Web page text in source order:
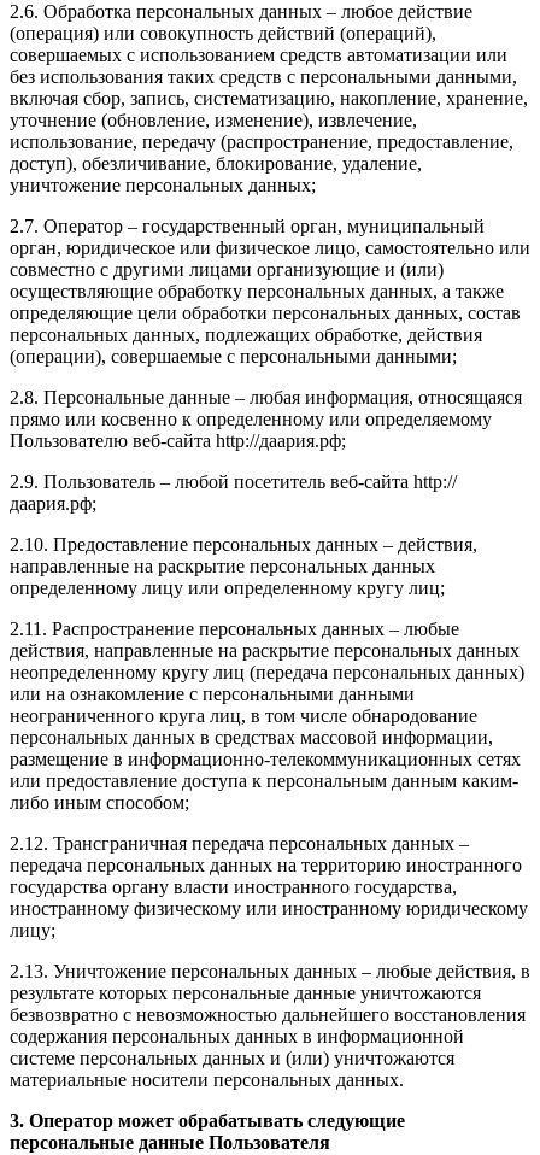
2.6. Обработка персональных данных – любое действие
(операция) или совокупность действий (операций),
совершаемых с использованием средств автоматизации или
без использования таких средств с персональными данными,
включая сбор, запись, систематизацию, накопление, хранение,
уточнение (обновление, изменение), извлечение,
использование, передачу (распространение, предоставление,
доступ), обезличивание, блокирование, удаление,
уничтожение персональных данных;
2.7. Оператор – государственный орган, муниципальный
орган, юридическое или физическое лицо, самостоятельно или
совместно с другими лицами организующие и (или)
осуществляющие обработку персональных данных, а также
определяющие цели обработки персональных данных, состав
персональных данных, подлежащих обработке, действия
(операции), совершаемые с персональными данными;
2.8. Персональные данные – любая информация, относящаяся
прямо или косвенно к определенному или определяемому
Пользователю веб-сайта http://даария.рф;
2.9. Пользователь – любой посетитель веб-сайта http://
даария.рф;
2.10. Предоставление персональных данных – действия,
направленные на раскрытие персональных данных
определенному лицу или определенному кругу лиц;
2.11. Распространение персональных данных – любые
действия, направленные на раскрытие персональных данных
неопределенному кругу лиц (передача персональных данных)
или на ознакомление с персональными данными
неограниченного круга лиц, в том числе обнародование
персональных данных в средствах массовой информации,
размещение в информационно-телекоммуникационных сетях
или предоставление доступа к персональным данным каким-
либо иным способом;
2.12. Трансграничная передача персональных данных –
передача персональных данных на территорию иностранного
государства органу власти иностранного государства,
иностранному физическому или иностранному юридическому
лицу;
2.13. Уничтожение персональных данных – любые действия, в
результате которых персональные данные уничтожаются
безвозвратно с невозможностью дальнейшего восстановления
содержания персональных данных в информационной
системе персональных данных и (или) уничтожаются
материальные носители персональных данных.
3. Оператор может обрабатывать следующие
персональные данные Пользователя